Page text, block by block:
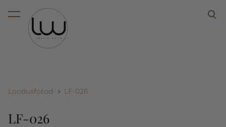
lisati ostukorvi.
Loodusfotod LF-026
LF-026